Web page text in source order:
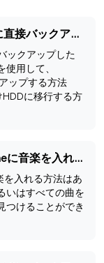
【Windows版】iPhoneを外付けHDDに直接バックアップする方法
ックアップした
用して、
ップする方法
HDDに移行する方
【Windows 11/10】パソコンからiPhoneに音楽を入れる方法
を入れる方法はあ
いはすべての曲を
つけることができ